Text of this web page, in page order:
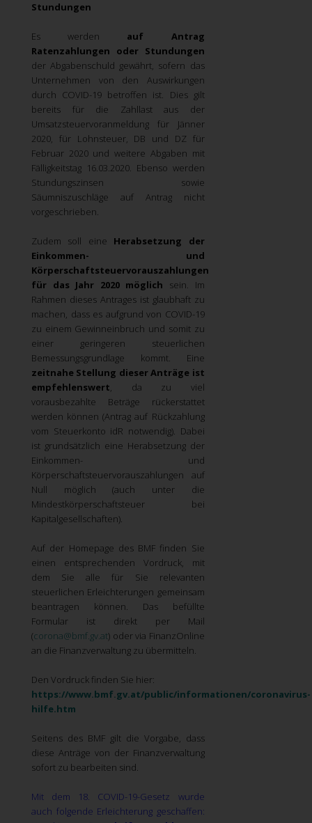
Stundungen
Es werden auf Antrag
Ratenzahlungen oder Stundungen
der Abgabenschuld gewährt, sofern das
Unternehmen von den Auswirkungen
durch COVID-19 betroffen ist. Dies gilt
bereits für die Zahllast aus der
Umsatzsteuervoranmeldung für Jänner
2020, für Lohnsteuer, DB und DZ für
Februar 2020 und weitere Abgaben mit
Fälligkeitstag 16.03.2020. Ebenso werden
Stundungszinsen sowie
Säumniszuschläge auf Antrag nicht
vorgeschrieben.
Zudem soll eine Herabsetzung der
Einkommen- und
Körperschaftsteuervorauszahlungen
für das Jahr 2020 möglich sein. Im
Rahmen dieses Antrages ist glaubhaft zu
machen, dass es aufgrund von COVID-19
zu einem Gewinneinbruch und somit zu
einer geringeren steuerlichen
Bemessungsgrundlage kommt. Eine
zeitnahe Stellung dieser Anträge ist
empfehlenswert, da zu viel
vorausbezahlte Beträge rückerstattet
werden können (Antrag auf Rückzahlung
vom Steuerkonto idR notwendig). Dabei
ist grundsätzlich eine Herabsetzung der
Einkommen- und
Körperschaftsteuervorauszahlungen auf
Null möglich (auch unter die
Mindestkörperschaftsteuer bei
Kapitalgesellschaften).
Auf der Homepage des BMF finden Sie
einen entsprechenden Vordruck, mit
dem Sie alle für Sie relevanten
steuerlichen Erleichterungen gemeinsam
beantragen können. Das befüllte
Formular ist direkt per Mail
(corona@bmf.gv.at) oder via FinanzOnline
an die Finanzverwaltung zu übermitteln.
Den Vordruck finden Sie hier:
https://www.bmf.gv.at/public/informationen/coronavirus-
hilfe.htm
Seitens des BMF gilt die Vorgabe, dass
diese Anträge von der Finanzverwaltung
sofort zu bearbeiten sind.
Mit dem 18. COVID-19-Gesetz wurde
auch folgende Erleichterung geschaffen: